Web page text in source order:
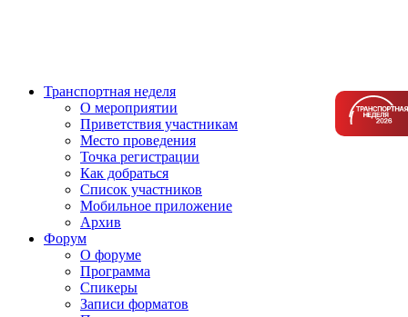
Транспортная неделя
О мероприятии
Приветствия участникам
Место проведения
Точка регистрации
Как добраться
Список участников
Мобильное приложение
Архив
Форум
О форуме
Программа
Спикеры
Записи форматов